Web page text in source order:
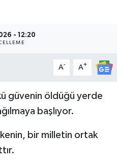
- 12:20
A- A+
güvenin öldüğü yerde
başlıyor.
bir milletin ortak